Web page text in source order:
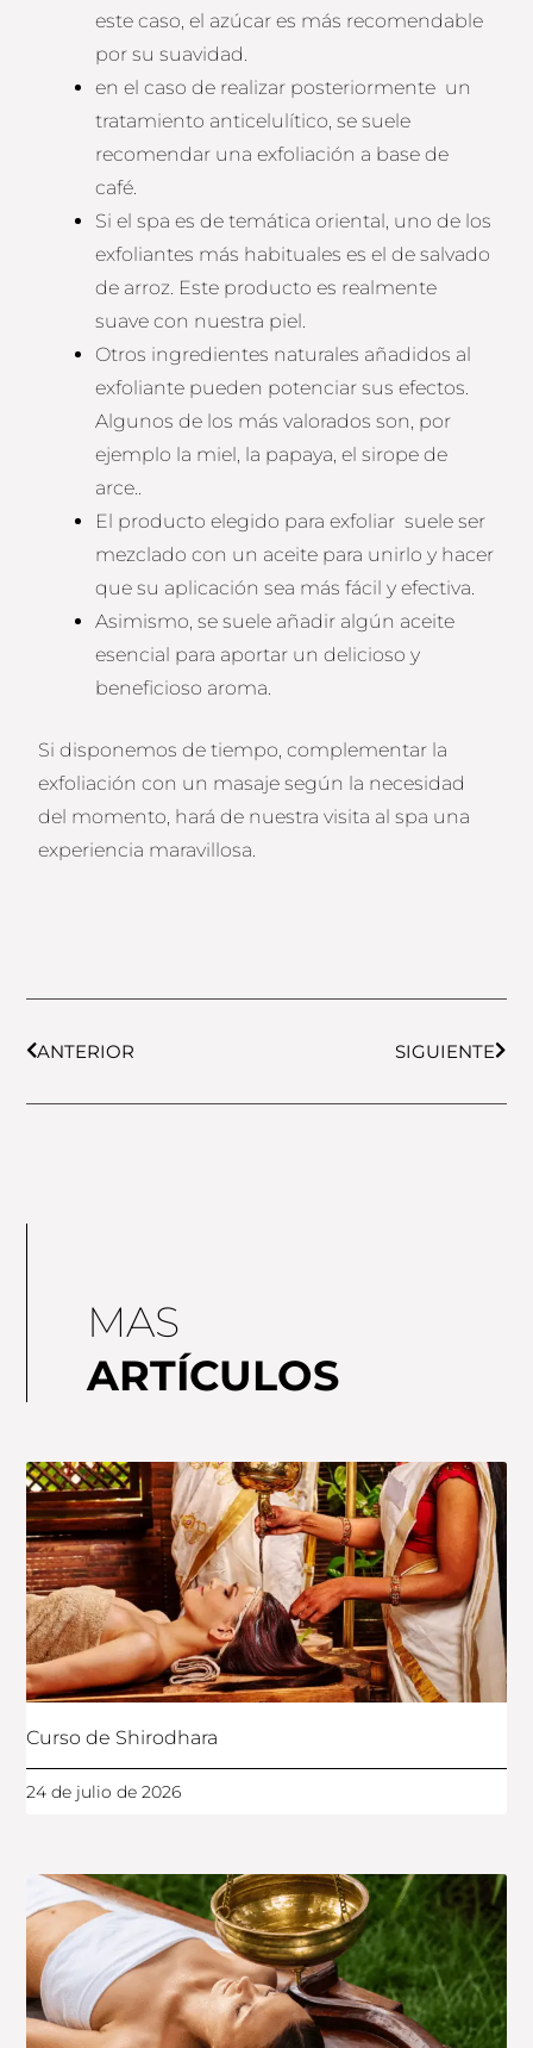
este caso, el azúcar es más recomendable
por su suavidad.
en el caso de realizar posteriormente un
tratamiento anticelulítico, se suele
recomendar una exfoliación a base de
café.
Si el spa es de temática oriental, uno de los
exfoliantes más habituales es el de salvado
de arroz. Este producto es realmente
suave con nuestra piel.
Otros ingredientes naturales añadidos al
exfoliante pueden potenciar sus efectos.
Algunos de los más valorados son, por
ejemplo la miel, la papaya, el sirope de
arce..
El producto elegido para exfoliar suele ser
mezclado con un aceite para unirlo y hacer
que su aplicación sea más fácil y efectiva.
Asimismo, se suele añadir algún aceite
esencial para aportar un delicioso y
beneficioso aroma.
Si disponemos de tiempo, complementar la
exfoliación con un masaje según la necesidad
del momento, hará de nuestra visita al spa una
experiencia maravillosa.
ANTERIOR
SIGUIENTE
MAS
ARTÍCULOS
Curso de Shirodhara
24 de julio de 2026